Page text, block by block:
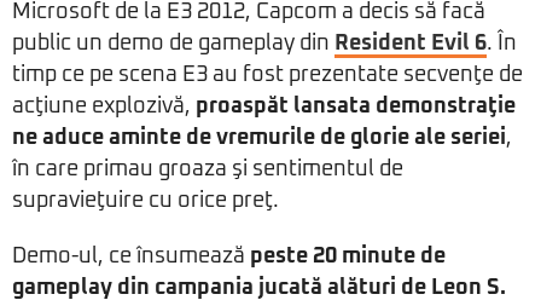
Microsoft de la E3 2012, Capcom a decis să facă
public un demo de gameplay din Resident Evil 6. În
timp ce pe scena E3 au fost prezentate secvenţe de
acţiune explozivă, proaspăt lansata demonstraţie
ne aduce aminte de vremurile de glorie ale seriei,
în care primau groaza şi sentimentul de
supravieţuire cu orice preţ.
Demo-ul, ce însumează peste 20 minute de
gameplay din campania jucată alături de Leon S.